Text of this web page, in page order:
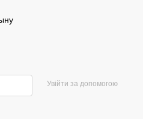
Увійти за допомогою